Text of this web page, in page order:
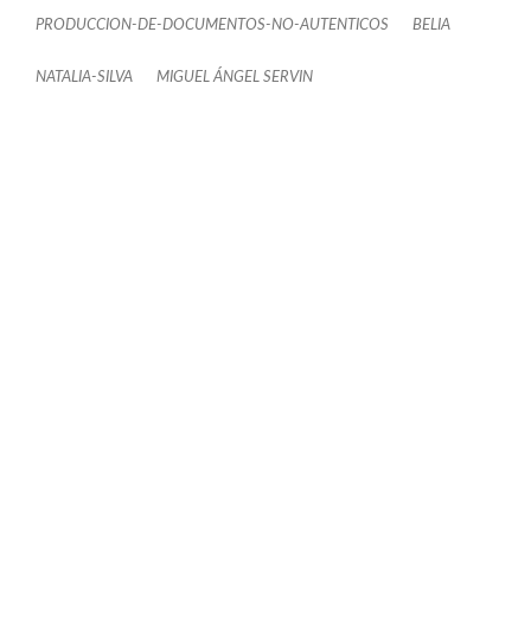
PRODUCCION-DE-DOCUMENTOS-NO-AUTENTICOS BELIA
NATALIA-SILVA MIGUEL ÁNGEL SERVIN